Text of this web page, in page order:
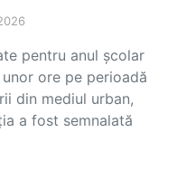
pentru anul școlar
ore pe perioadă
din mediul urban,
a fost semnalată